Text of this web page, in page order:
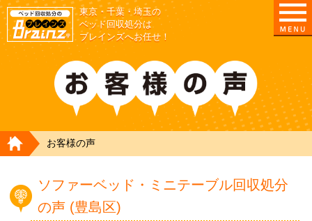
東京・千葉・埼玉の
ベッド回収処分は
ブレインズへお任せ！
HOME
お客様の声
ソファーベッド・ミニテーブル回収処分
の声 (豊島区)